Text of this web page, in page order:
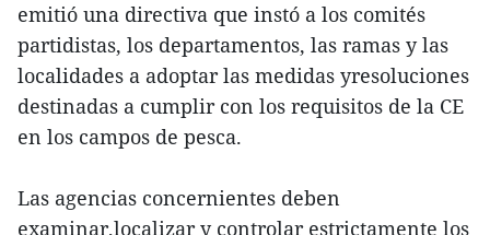
emitió una directiva que instó a los comités
partidistas, los departamentos, las ramas y las
localidades a adoptar las medidas yresoluciones
destinadas a cumplir con los requisitos de la CE
en los campos de pesca.
Las agencias concernientes deben
examinar,localizar y controlar estrictamente los